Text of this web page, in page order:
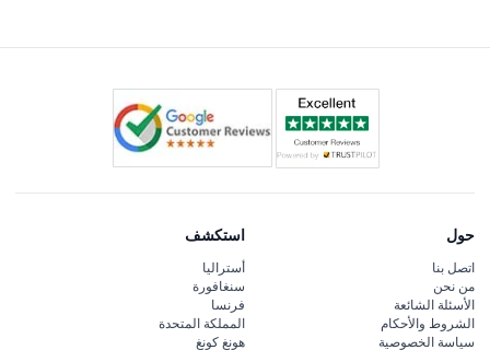
حول
اتصل بنا
من نحن
الأسئلة الشائعة
الشروط والأحكام
سياسة الخصوصية
استكشف
أستراليا
سنغافورة
فرنسا
المملكة المتحدة
هونغ كونغ